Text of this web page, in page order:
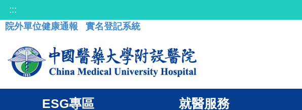
:::
院外單位健康通報
實名登記系統
ESG專區 就醫服務